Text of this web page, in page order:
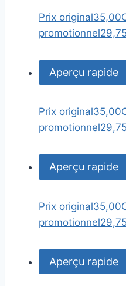
Prix original
promotionnel
Aperçu rapide
Prix original
promotionnel
Aperçu rapide
Prix original
promotionnel
Aperçu rapide